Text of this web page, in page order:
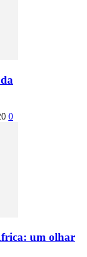
0
um olhar